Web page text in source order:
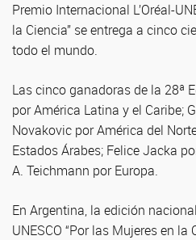
Premio Internacional L’Oréal-
la Ciencia” se entrega a cinco
todo el mundo.
Las cinco ganadoras de la 28ª
por América Latina y el Caribe;
Novakovic por América del
Estados Árabes; Felice Jacka
A. Teichmann por Europa.
En Argentina, la edición
UNESCO “Por las Mujeres en la